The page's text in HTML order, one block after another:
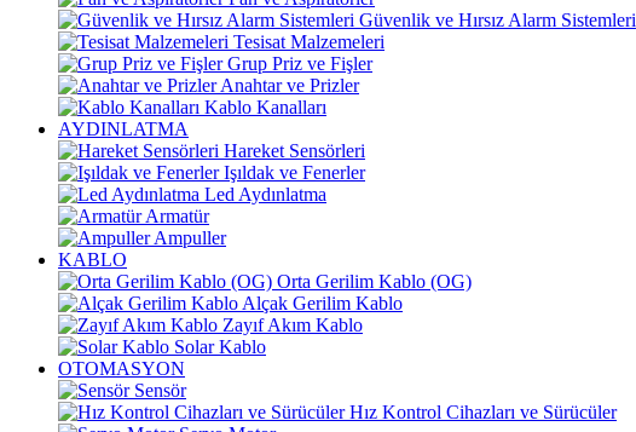
Güvenlik ve Hırsız Alarm Sistemleri
Tesisat Malzemeleri
Grup Priz ve Fişler
Anahtar ve Prizler
Kablo Kanalları
AYDINLATMA
Hareket Sensörleri
Işıldak ve Fenerler
Led Aydınlatma
Armatür
Ampuller
KABLO
Orta Gerilim Kablo (OG)
Alçak Gerilim Kablo
Zayıf Akım Kablo
Solar Kablo
OTOMASYON
Sensör
Hız Kontrol Cihazları ve Sürücüler